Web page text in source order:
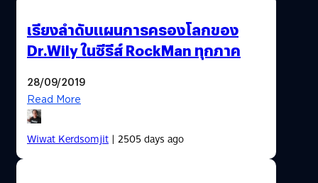
เรียงลำดับแผนการครองโลกของ
Dr.Wily ในซีรีส์ RockMan ทุกภาค
28/09/2019
Read More
Wiwat Kerdsomjit| 2505 days ago